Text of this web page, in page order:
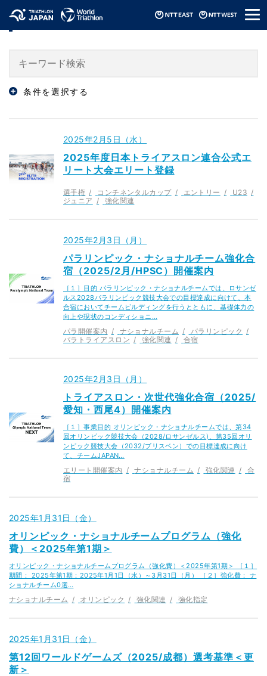
メ
ニ
「強化関連」のニュース
条件を選択する
2025年2月5日（水）
2025年度日本トライアスロン連合公式エ
リート大会エリート登録
選手権 コンチネンタルカップ エントリー
U23
ジュニア
強化関連
2025年2月3日（月）
パラリンピック・ナショナルチーム強化合
宿（2025/2月/HPSC）開催案内
［１］目的 パラリンピック・ナショナルチームでは、ロサンゼ
ルス2028パラリンピック競技大会での目標達成に向けて、本
合宿においてチームビルディングを行うとともに、基礎体力の
向上や現状のコンディショニ…
パラ開催案内 ナショナルチーム
パラリンピック
パラトライアスロン
強化関連 合宿
2025年2月3日（月）
トライアスロン・次世代強化合宿（2025/
愛知・西尾4）開催案内
［１］事業目的 オリンピック・ナショナルチームでは、第34
回オリンピック競技大会（2028/ロサンゼルス)、第35回オリ
ンピック競技大会（2032/ブリスベン）での目標達成に向け
て、チームJAPAN…
エリート開催案内 ナショナルチーム 強化関連
合
宿
2025年1月31日（金）
オリンピック・ナショナルチームプログラム（強化
費）＜2025年第1期＞
オリンピック・ナショナルチームプログラム（強化費）＜2025年第1期＞ ［１］
期間： 2025年第1期：2025年1月1日（水）～3月31日（月） ［２］強化費： ナ
ショナルチーム0選…
ナショナルチーム オリンピック 強化関連 強化指定
2025年1月31日（金）
第12回ワールドゲームズ（2025/成都）選考基準＜更
新＞